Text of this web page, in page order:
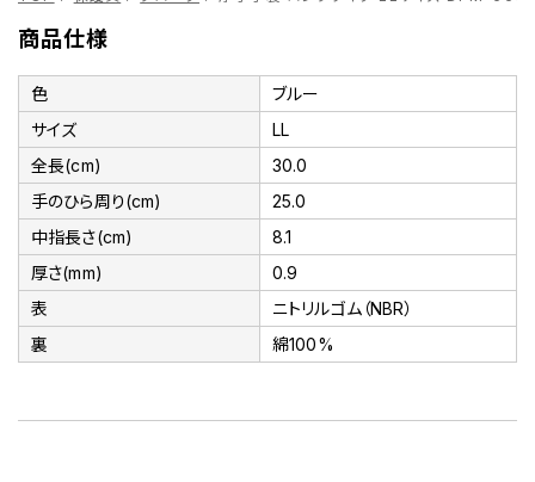
商品仕様
色
ブルー
サイズ
LL
全長(cm)
30.0
手のひら周り(cm)
25.0
中指長さ(cm)
8.1
厚さ(mm)
0.9
表
ニトリルゴム（NBR）
裏
綿100%